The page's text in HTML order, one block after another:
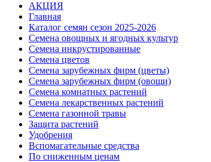
АКЦИЯ
Главная
Каталог семян сезон 2025-2026
Семена овощных и ягодных культур
Семена инкрустированные
Семена цветов
Семена зарубежных фирм (цветы)
Семена зарубежных фирм (овощи)
Семена комнатных растений
Семена лекарственных растений
Семена газонной травы
Защита растений
Удобрения
Вспомагательные средства
По сниженным ценам